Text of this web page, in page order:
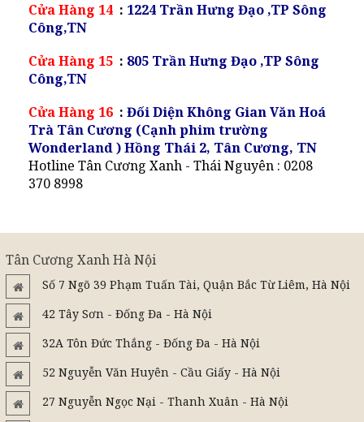
Cửa Hàng 14 : 1224 Trần Hưng Đạo ,TP Sông
Công,TN
Cửa Hàng 15 : 805 Trần Hưng Đạo ,TP Sông
Công,TN
Cửa Hàng 16 : Đối Diện Không Gian Văn Hoá
Trà Tân Cương (Cạnh phim trường
Wonderland ) Hồng Thái 2, Tân Cương, TN
Hotline Tân Cương Xanh - Thái Nguyên : 0208
370 8998
Tân Cương Xanh Hà Nội
Số 7 Ngõ 39 Phạm Tuấn Tài, Quận Bắc Từ Liêm, Hà Nội
42 Tây Sơn - Đống Đa - Hà Nội
32A Tôn Đức Thắng - Đống Đa - Hà Nội
52 Nguyễn Văn Huyên - Cầu Giấy - Hà Nội
27 Nguyễn Ngọc Nại - Thanh Xuân - Hà Nội